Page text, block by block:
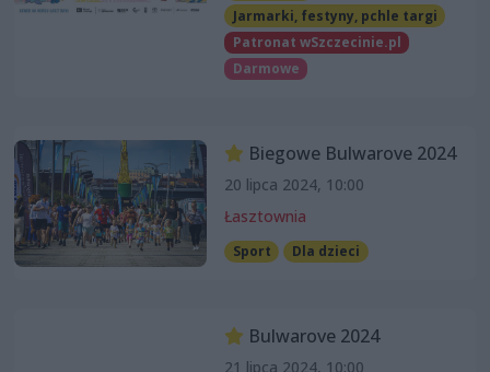
Jarmarki, festyny, pchle targi
Patronat wSzczecinie.pl
Darmowe
Biegowe Bulwarove 2024
20 lipca 2024, 10:00
Łasztownia
Sport Dla dzieci
Bulwarove 2024
21 lipca 2024, 10:00